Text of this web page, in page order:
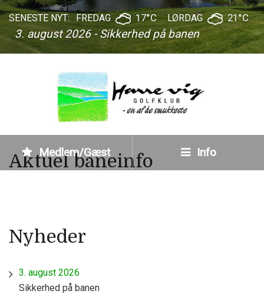
SENESTE NYT:
3. august 2026 - Sikkerhed på banen
FREDAG 17°C LØRDAG 21°C
Medlem/Gæst Info
Aktuel baneinfo
Nyheder
3. august 2026
Sikkerhed på banen